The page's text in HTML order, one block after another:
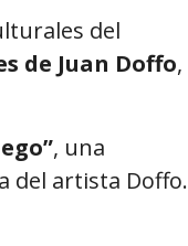
del
de Juan Doffo,
, una
del artista Doffo.